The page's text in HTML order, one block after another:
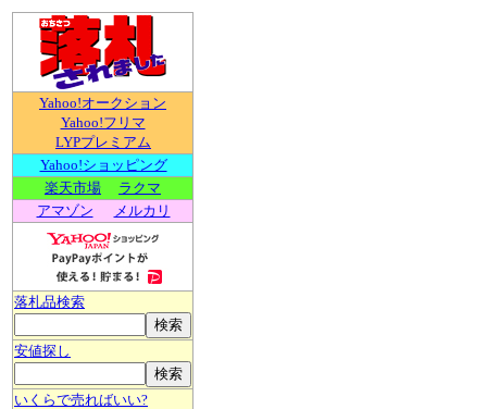
Yahoo!オークション
Yahoo!フリマ
LYPプレミアム
Yahoo!ショッピング
楽天市場
ラクマ
アマゾン
メルカリ
落札品検索
安値探し
いくらで売ればいい?